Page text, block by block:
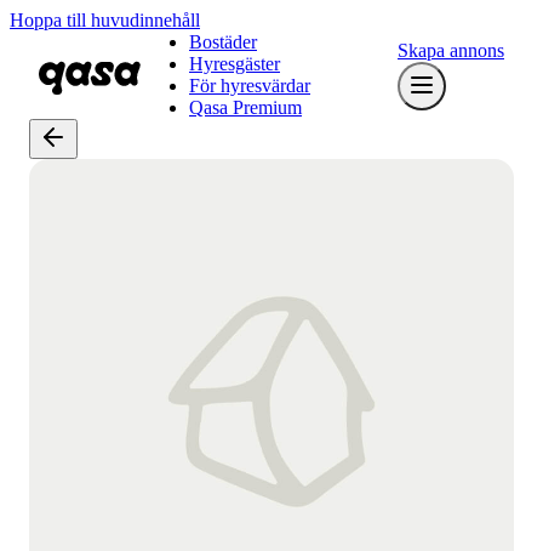
Hoppa till huvudinnehåll
Bostäder
Hyresgäster
För hyresvärdar
Qasa Premium
Skapa annons